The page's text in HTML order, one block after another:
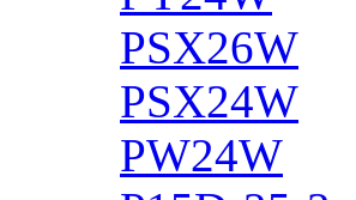
PSX26W
PSX24W
PW24W